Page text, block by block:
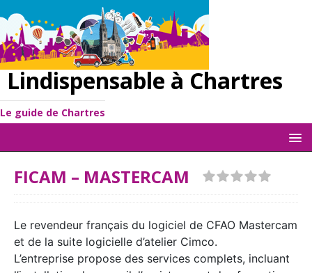
Lindispensable à Chartres
Le guide de Chartres
FICAM – MASTERCAM
Le revendeur français du logiciel de CFAO Mastercam
et de la suite logicielle d’atelier Cimco.
L’entreprise propose des services complets, incluant